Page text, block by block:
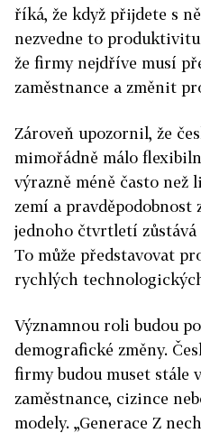
říká, že když přijdete s
nezvedne to
že firmy nejdříve musí
zaměstnance a změnit
Zároveň upozornil, že
mimořádně málo
výrazně méně často než
zemí a pravděpodobnost
jednoho čtvrtletí
To může představovat
rychlých
Významnou roli budou
demografické změny.
firmy budou muset stále
zaměstnance, cizince
modely. „Generace Z